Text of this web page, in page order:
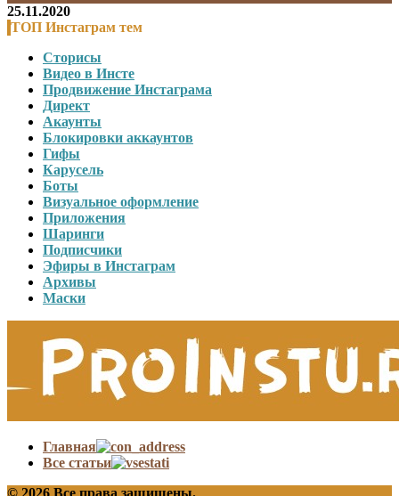
25.11.2020
ТОП Инстаграм тем
Сторисы
Видео в Инсте
Продвижение Инстаграма
Директ
Акаунты
Блокировки аккаунтов
Гифы
Карусель
Боты
Визуальное оформление
Приложения
Шаринги
Подписчики
Эфиры в Инстаграм
Архивы
Маски
Главная
Все статьи